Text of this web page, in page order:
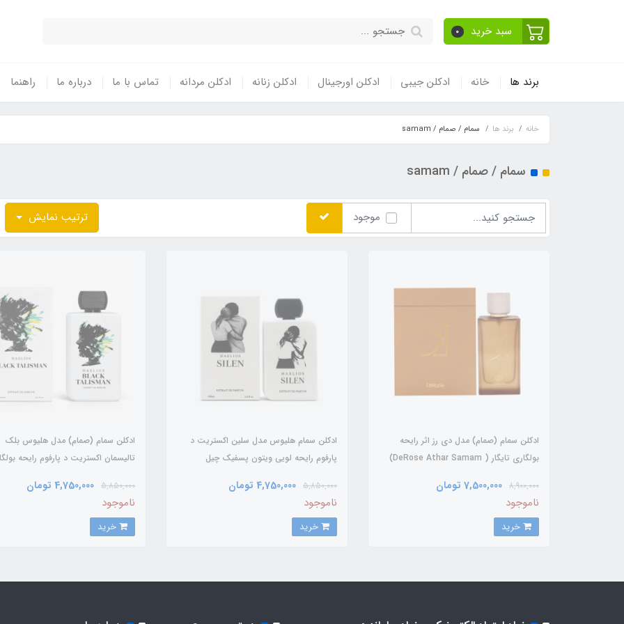
سبد خرید 0
برند ها خانه ادکلن جیبی ادکلن اورجینال ادکلن زنانه ادکلن مردانه تماس با ما درباره ما راهنما
خانه برند ها سمام / صمام / samam
سمام / صمام / samam
موجود ترتیب نمایش
ادکلن سمام (صمام) مدل دی رز اثر رایحه
بولگاری تایگار ( DeRose Athar Samam)
8,900,000 7,500,000 تومان
ناموجود
ادکلن سمام هلیوس مدل سلین اکستریت د
پارفوم رایحه لویی ویتون پسفیک چیل
Vuitton Pacific Chill
5,850,000 4,750,000 تومان
ناموجود
ادکلن سمام (صمام) مدل هلیوس بلک
تالیسمان اکستریت د پارفوم رایحه
Tygar
5,850,000 4,750,000 تومان
ناموجود